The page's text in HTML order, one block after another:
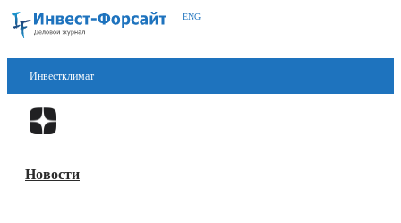
ENG
Инвестклимат
Финансы
Блокчейн
Новости